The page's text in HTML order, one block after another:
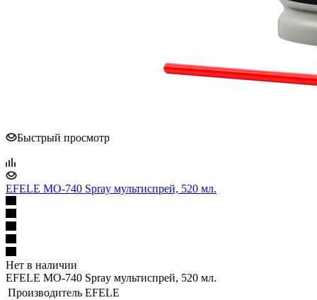
Быстрый просмотр
EFELE MO-740 Spray мультиспрей, 520 мл.
Нет в наличии
EFELE MO-740 Spray мультиспрей, 520 мл.
Производитель EFELE